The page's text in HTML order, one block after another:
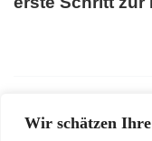
Wir schätzen